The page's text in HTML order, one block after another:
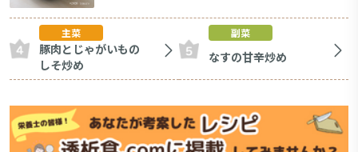
主菜
豚肉とじゃがいもの
しそ炒め
副菜
なすの甘辛炒め